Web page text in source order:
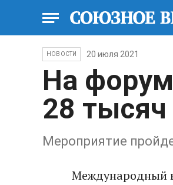
НОВОСТИ 20 июля 2021
На
28 тысяч
Мероприятие
Международный